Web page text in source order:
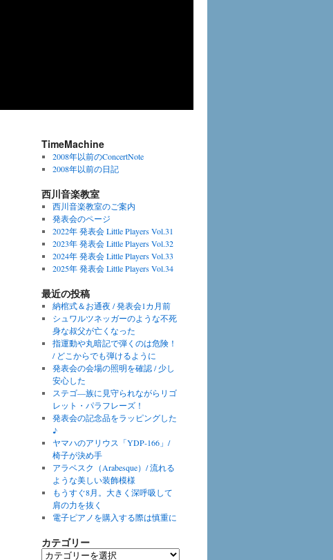
TimeMachine
2008年以前のConcertNote
2008年以前の日記
西川音楽教室
西川音楽教室のご案内
発表会のページ
2022年 発表会 Little Players Vol.31
2023年 発表会 Little Players Vol.32
2024年 発表会 Little Players Vol.33
2025年 発表会 Little Players Vol.34
最近の投稿
納棺式＆お通夜 / 発表会1カ月前
シュワルツネッガーのような不死
身な叔父が亡くなった
指運動や丸暗記で弾くのは危険！
/ どこからでも弾けるように
発表会の会場の照明を確認 / 少し
安心した
ステゴ―族に見守られながらリゴ
レット・パラフレーズ！
発表会の記念品をラッピングした
♪
ヤマハのアリウス「YDP-166」/
椅子が決め手
アラベスク（Arabesque）/ 流れる
ような美しい装飾模様
もうすぐ8月。大きく深呼吸して
肩の力を抜く
電子ピアノを購入する際は慎重に
カテゴリー
カ